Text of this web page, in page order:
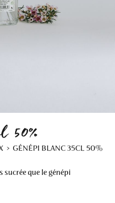
50%
GÉNÉPI BLANC 35CL 50%
que le génépi